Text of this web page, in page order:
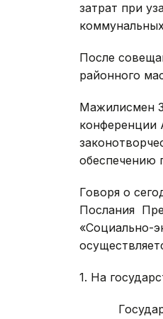
затрат при
После
районного
Мажилисмен
конференции
обеспечению
Говоря о
Послания
«Социально-
1. На